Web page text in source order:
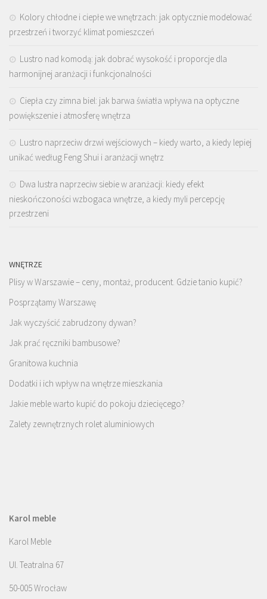
Kolory chłodne i ciepłe we wnętrzach: jak optycznie modelować
przestrzeń i tworzyć klimat pomieszczeń
Lustro nad komodą: jak dobrać wysokość i proporcje dla
harmonijnej aranżacji i funkcjonalności
Ciepła czy zimna biel: jak barwa światła wpływa na optyczne
powiększenie i atmosferę wnętrza
Lustro naprzeciw drzwi wejściowych – kiedy warto, a kiedy lepiej
unikać według Feng Shui i aranżacji wnętrz
Dwa lustra naprzeciw siebie w aranżacji: kiedy efekt
nieskończoności wzbogaca wnętrze, a kiedy myli percepcję
przestrzeni
WNĘTRZE
Plisy w Warszawie – ceny, montaż, producent. Gdzie tanio kupić?
Posprzątamy Warszawę
Jak wyczyścić zabrudzony dywan?
Jak prać ręczniki bambusowe?
Granitowa kuchnia
Dodatki i ich wpływ na wnętrze mieszkania
Jakie meble warto kupić do pokoju dziecięcego?
Zalety zewnętrznych rolet aluminiowych
Karol meble
Karol Meble
Ul. Teatralna 67
50-005 Wrocław